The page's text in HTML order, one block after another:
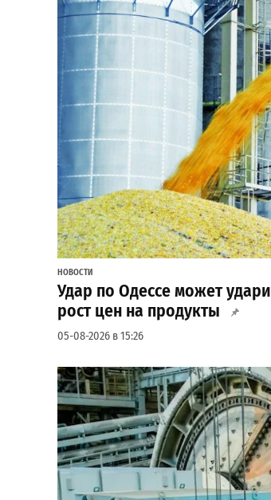
НОВОСТИ
Удар по Одессе может
рост цен на продукты
05-08-2026 в 15:26